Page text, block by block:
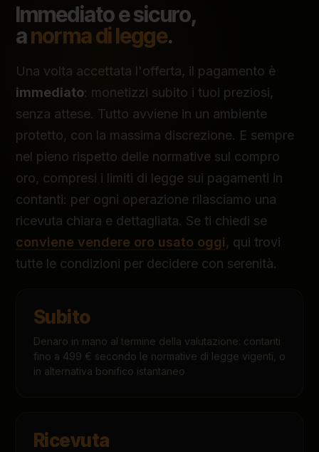
Immediato e sicuro,
anorma di legge.
Una volta accettata l'offerta, il pagamento è
immediato: monetizzi subito i tuoi preziosi,
senza attese. Tutto avviene in un ambiente
protetto, con la massima discrezione. E sempre
nel pieno rispetto delle normative sul compro
oro, compresi i limiti di legge sui pagamenti in
contanti: per ogni operazione rilasciamo una
ricevuta chiara e dettagliata. Se ti chiedi se
conviene vendere oro usato oggi, qui trovi
tutte le condizioni per decidere con serenità.
Subito
Denaro in mano al termine della valutazione: contanti
fino a 499 € secondo le normative di legge vigenti, o
in alternativa bonifico istantaneo
Ricevuta